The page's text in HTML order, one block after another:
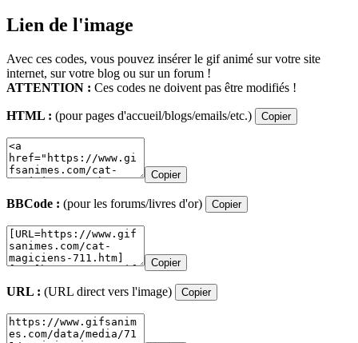
Lien de l'image
Avec ces codes, vous pouvez insérer le gif animé sur votre site
internet, sur votre blog ou sur un forum !
ATTENTION : Ces codes ne doivent pas être modifiés !
HTML : (pour pages d'accueil/blogs/emails/etc.) Copier
Copier
BBCode : (pour les forums/livres d'or) Copier
Copier
URL : (URL direct vers l'image) Copier